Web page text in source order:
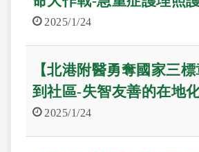
2025/1/24
【北港附醫勇奪國家三
到社區-失智友善的在地
2025/1/24